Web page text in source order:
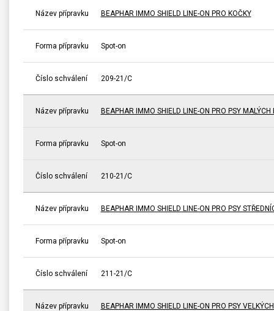
Název přípravku BEAPHAR IMMO SHIELD LINE-ON PRO KOČKY
Forma přípravku Spot-on
Číslo schválení 209-21/C
Název přípravku BEAPHAR IMMO SHIELD LINE-ON PRO PSY MALÝCH
Forma přípravku Spot-on
Číslo schválení 210-21/C
Název přípravku BEAPHAR IMMO SHIELD LINE-ON PRO PSY
Forma přípravku Spot-on
Číslo schválení 211-21/C
Název přípravku BEAPHAR IMMO SHIELD LINE-ON PRO PSY